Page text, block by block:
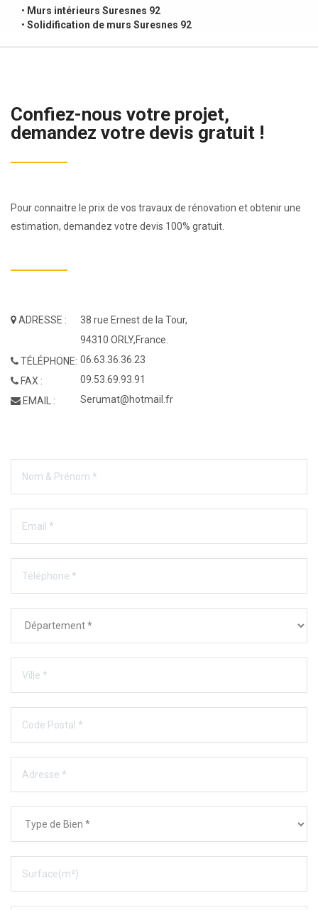
• Murs intérieurs Suresnes 92
• Solidification de murs Suresnes 92
Confiez-nous votre projet,
demandez votre devis gratuit !
Pour connaitre le prix de vos travaux de rénovation et obtenir une
estimation, demandez votre devis 100% gratuit.
ADRESSE :
TÉLÉPHONE:
FAX :
EMAIL :
38 rue Ernest de la Tour,
94310 ORLY,France.
06.63.36.36.23
09.53.69.93.91
Serumat@hotmail.fr